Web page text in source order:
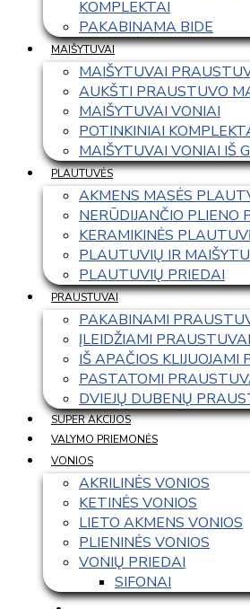
KOMPLEKTAI
PAKABINAMA BIDE
MAIŠYTUVAI
MAIŠYTUVAI
AUKŠTI PRAUSTUVO
MAIŠYTUVAI VONIAI
POTINKINIAI
MAIŠYTUVAI VONIAI IŠ
PLAUTUVĖS
AKMENS MASĖS
NERŪDIJANČIO PLIENO
KERAMIKINĖS
PLAUTUVIŲ IR
PLAUTUVIŲ PRIEDAI
PRAUSTUVAI
PAKABINAMI
ĮLEIDŽIAMI PRAUSTUVAI
IŠ APAČIOS KLIJUOJAMI
PASTATOMI
DVIEJŲ DUBENŲ
SUPER AKCIJOS
VALYMO PRIEMONĖS
VONIOS
AKRILINĖS VONIOS
KETINĖS VONIOS
LIETO AKMENS VONIOS
PLIENINĖS VONIOS
VONIŲ PRIEDAI
SIFONAI